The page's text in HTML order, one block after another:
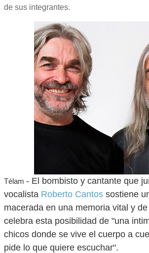
de sus integrantes.
Télam - El bombisto y cantante que
vocalista Roberto Cantos sostiene
macerada en una memoria vital y
celebra esta posibilidad de "una
chicos donde se vive el cuerpo a
pide lo que quiere escuchar".